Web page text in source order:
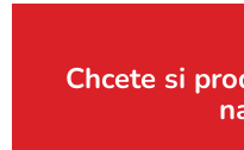
Chcete si